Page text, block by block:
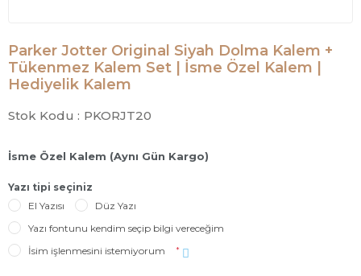
Parker Jotter Original Siyah Dolma Kalem +
Tükenmez Kalem Set | İsme Özel Kalem |
Hediyelik Kalem
Stok Kodu : PKORJT20
İsme Özel Kalem (Aynı Gün Kargo)
Yazı tipi seçiniz
El Yazısı
Düz Yazı
Yazı fontunu kendim seçip bilgi vereceğim
İsim işlenmesini istemiyorum
*